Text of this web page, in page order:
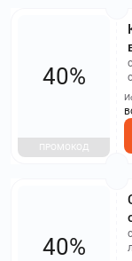
40%
ПРОМОКОД
40%